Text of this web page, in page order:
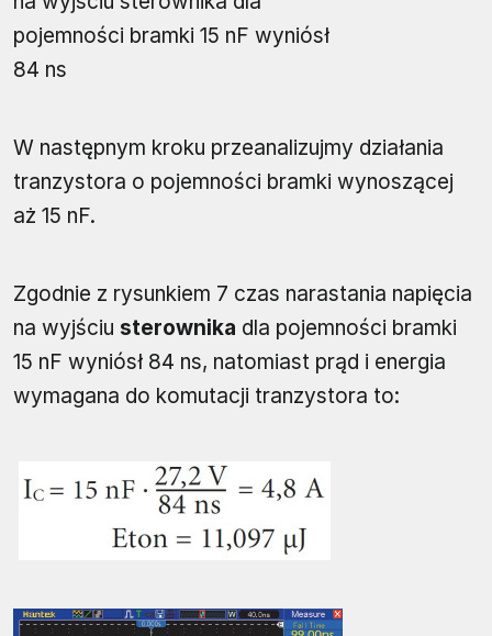
pojemności bramki 15 nF wyniósł
84 ns
W następnym kroku przeanalizujmy działania
tranzystora o pojemności bramki wynoszącej
aż 15 nF.
Zgodnie z rysunkiem 7 czas narastania napięcia
na wyjściu sterownika dla pojemności bramki
15 nF wyniósł 84 ns, natomiast prąd i energia
wymagana do komutacji tranzystora to: